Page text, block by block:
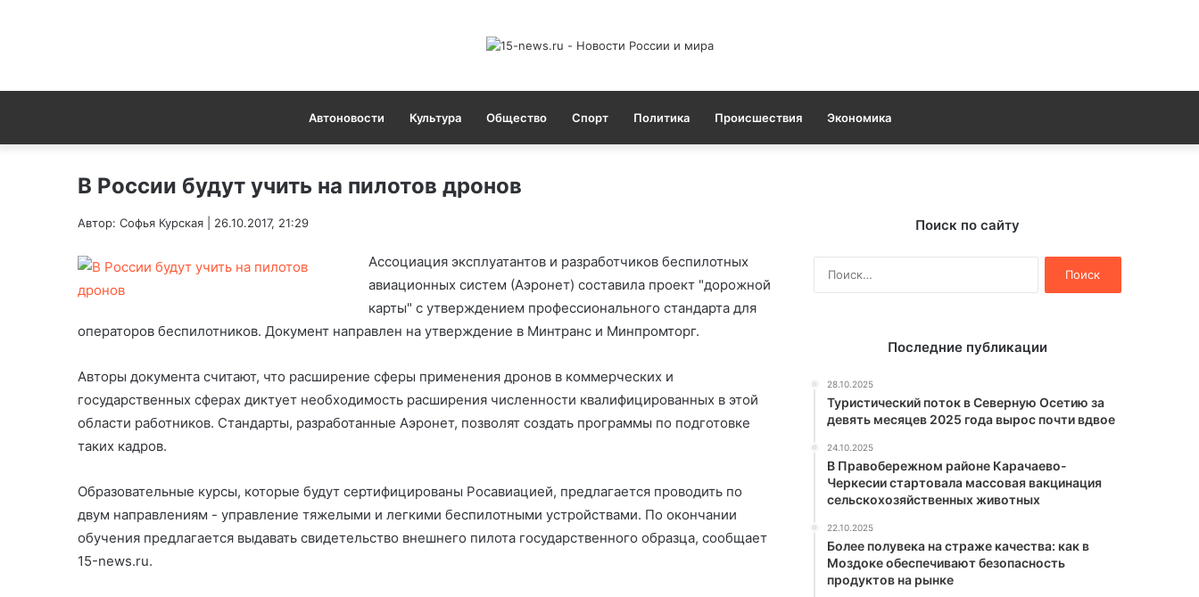
Автоновости Культура Общество Спорт Политика Происшествия Экономика
В России будут учить на пилотов дронов
Автор: Софья Курская | 26.10.2017, 21:29
Ассоциация эксплуатантов и разработчиков беспилотных
авиационных систем (Аэронет) составила проект "дорожной
карты" с утверждением профессионального стандарта для
операторов беспилотников. Документ направлен на утверждение в Минтранс и Минпромторг.
Авторы документа считают, что расширение сферы применения дронов в коммерческих и
государственных сферах диктует необходимость расширения численности квалифицированных в этой
области работников. Стандарты, разработанные Аэронет, позволят создать программы по подготовке
таких кадров.
Образовательные курсы, которые будут сертифицированы Росавиацией, предлагается проводить по
двум направлениям - управление тяжелыми и легкими беспилотными устройствами. По окончании
обучения предлагается выдавать свидетельство внешнего пилота государственного образца, сообщает
15-news.ru.
Поиск по сайту
Последние публикации
28.10.2025
Туристический поток в Северную Осетию за
девять месяцев 2025 года вырос почти вдвое
24.10.2025
В Правобережном районе Карачаево-
Черкесии стартовала массовая вакцинация
сельскохозяйственных животных
22.10.2025
Более полувека на страже качества: как в
Моздоке обеспечивают безопасность
продуктов на рынке